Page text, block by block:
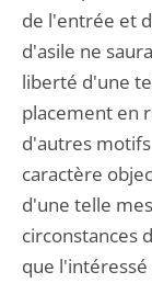
de l'entrée et
d'asile ne
liberté d'une
placement en
d'autres
caractère
d'une telle
circonstances
que